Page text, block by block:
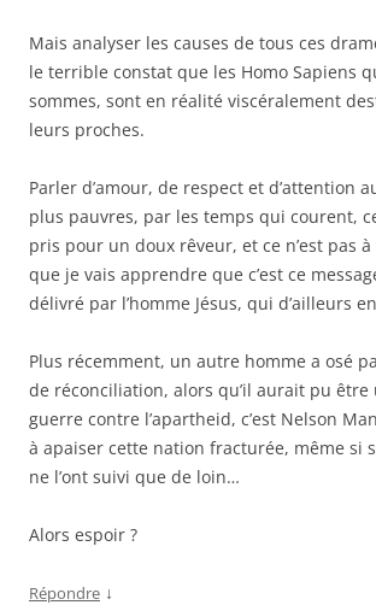
Mais analyser les causes de tous ces
le terrible constat que les Homo Sapiens
sommes, sont en réalité viscéralement
leurs proches.
Parler d’amour, de respect et d’attention
plus pauvres, par les temps qui courent,
pris pour un doux rêveur, et ce n’est pas
que je vais apprendre que c’est ce
délivré par l’homme Jésus, qui d’ailleurs
Plus récemment, un autre homme a osé
de réconciliation, alors qu’il aurait pu être
guerre contre l’apartheid, c’est Nelson
à apaiser cette nation fracturée, même si
ne l’ont suivi que de loin…
Alors espoir ?
Répondre ↓